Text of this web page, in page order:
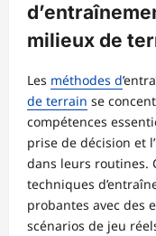
milieux de
Les méthodes d
de terrain se
compétences
prise de décision et
dans leurs routines.
techniques
probantes avec des
scénarios de jeu